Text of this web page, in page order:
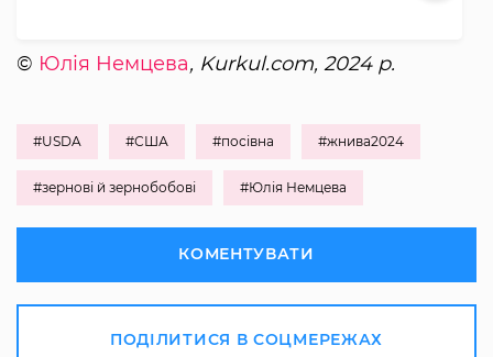
© Юлія Немцева, Kurkul.com, 2024 р.
#USDA #США #посівна #жнива2024
#зернові й зернобобові #Юлія Немцева
КОМЕНТУВАТИ
ПОДІЛИТИСЯ В СОЦМЕРЕЖАХ